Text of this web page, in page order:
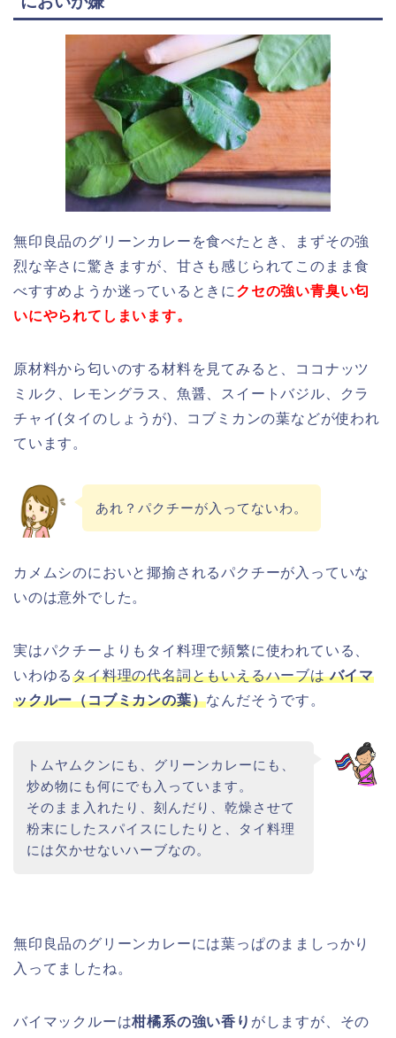
無印良品のグリーンカレーを食べたとき、まずその強
烈な辛さに驚きますが、甘さも感じられてこのまま食
べすすめようか迷っているときに クセの強い青臭い匂
いにやられてしまいます。
原材料から匂いのする材料を見てみると、ココナッツ
ミルク、レモングラス、魚醤、スイートバジル、クラ
チャイ(タイのしょうが)、コブミカンの葉などが使われ
ています。
あれ？パクチーが入ってないわ。
カメムシのにおいと揶揄されるパクチーが入っていな
いのは意外でした。
実はパクチーよりもタイ料理で頻繁に使われている、
いわゆるタイ料理の代名詞ともいえるハーブはバイマ
ックルー（コブミカンの葉）なんだそうです。
トムヤムクンにも、グリーンカレーにも、
炒め物にも何にでも入っています。
そのまま入れたり、刻んだり、乾燥させて
粉末にしたスパイスにしたりと、タイ料理
には欠かせないハーブなの。
無印良品のグリーンカレーには葉っぱのまましっかり
入ってましたね。
バイマックルーは柑橘系の強い香り がしますが、その